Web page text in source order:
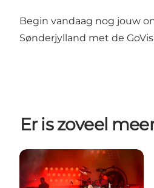
Begin vandaag nog jouw
Sønderjylland met de
Er is zoveel